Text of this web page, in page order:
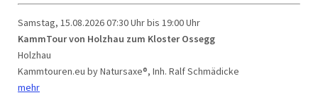
Samstag, 15.08.202607:30 Uhr bis 19:00 Uhr
KammTour von Holzhau zum Kloster Ossegg
Holzhau
Kammtouren.eu by Natursaxe®, Inh. Ralf Schmädicke
mehr